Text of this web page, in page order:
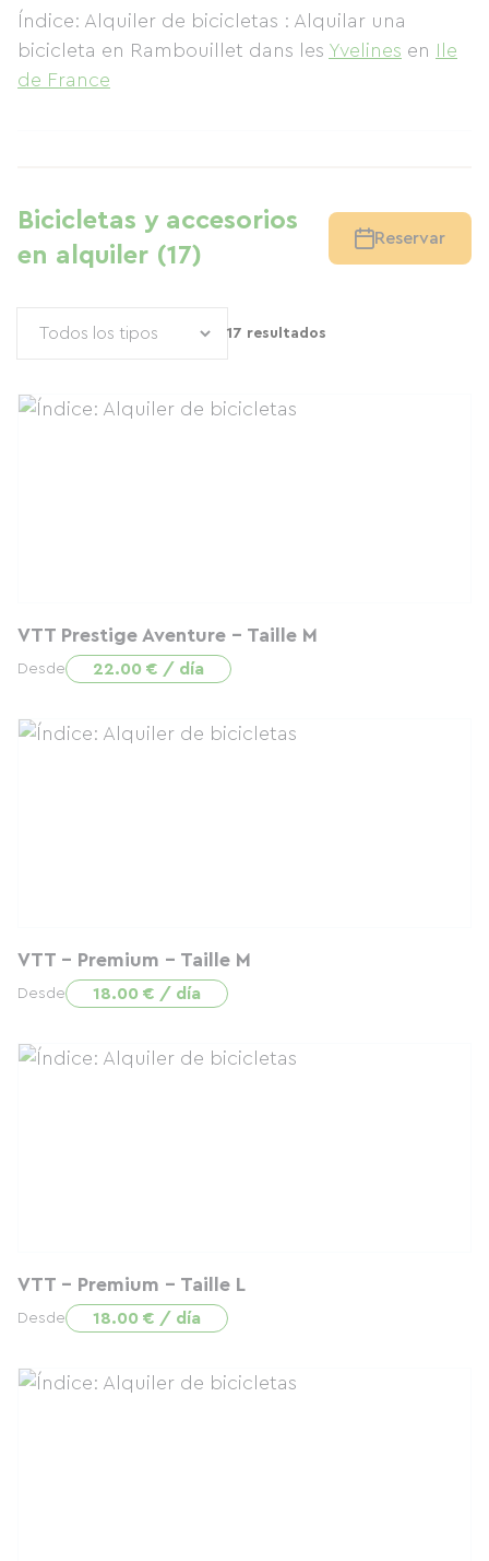
Índice: Alquiler de bicicletas : Alquilar una
bicicleta en Rambouillet dans les Yvelines en Ile
de France
Bicicletas y accesorios
en alquiler (17)
Reservar
17 resultados
VTT Prestige Aventure - Taille M
Desde 22.00 € / día
VTT - Premium - Taille M
Desde 18.00 € / día
VTT - Premium - Taille L
Desde 18.00 € / día